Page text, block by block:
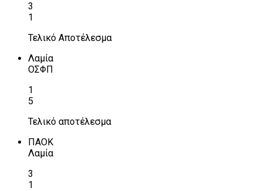
3
1
Τελικό Αποτέλεσμα
Λαμία
ΟΣΦΠ
1
5
Τελικό αποτέλεσμα
ΠΑΟΚ
Λαμία
3
1